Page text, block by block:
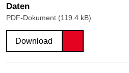
Daten
PDF-Dokument (119.4 kB)
Download